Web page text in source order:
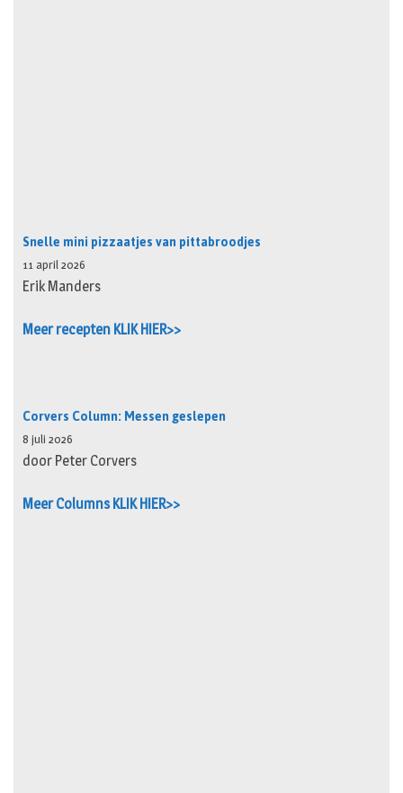
Snelle mini pizzaatjes van pittabroodjes
11 april 2026
Erik Manders
Meer recepten KLIK HIER>>
Corvers Column: Messen geslepen
8 juli 2026
door Peter Corvers
Meer Columns KLIK HIER>>